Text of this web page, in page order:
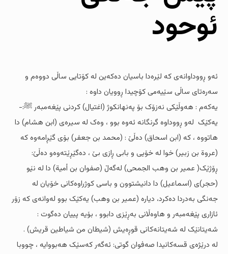
ئوحود
ئەو ڕووداوانەى کە لێرەدا باسیان دەکەین لە کۆتایی ساڵى دووەم و
سەرەتاى ساڵى سێیەمى کۆچیدا ڕوویان داوە :
یەکەم : هەوڵێکى نەزۆک بۆ پەنهانکوژ (اغتیال) کردنى پێغەمبەر ﷺ:-
یەکێک لەو ڕووداوە گرنگانە ئەوە بوو ، وەک لە سیرەى (ابن هشام) دا
هاتووە ، کە (ابن اسحاق) دەڵێ : (محمد بن جعفر) بۆی گێڕامەوە کە
(عروة بن زبیر) خوا لە خۆیی و بابى ڕازى بێ ، دەگێڕێتەوەو دەڵێ:
ڕۆژێک( عمیر بن وهب الجمحی) لەگەڵ (صفوان بن أمیة) دا لە نێو
(حجر)ى (اسماعیل) دا دانیشتوون و باسى کوژراوەکانى خۆیان لە
جەنگى بەدردا دەکرد، دیارە (عمیر بن وهب) یەکێک بوو لەوانەى کە زۆر
ئازارى پێغەمبەر و هاوەڵانى بەڕێزى دابوو ، بۆیە پییان دەگوت :
شەیتانێک لە شەیتانەکانى قوڕەیش (شیطان من شیاطین قریش) .
لە درێژەى قسەکانیدا صەفوان گوتى: ئەگەر کەسێک هەبووایە ، چووبا